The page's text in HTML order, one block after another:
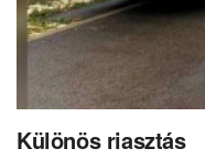
Különös riasztás